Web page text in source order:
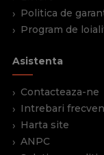
Politica de
Program de
Asistenta
Contacteaza-ne
Intrebari
Harta site
ANPC